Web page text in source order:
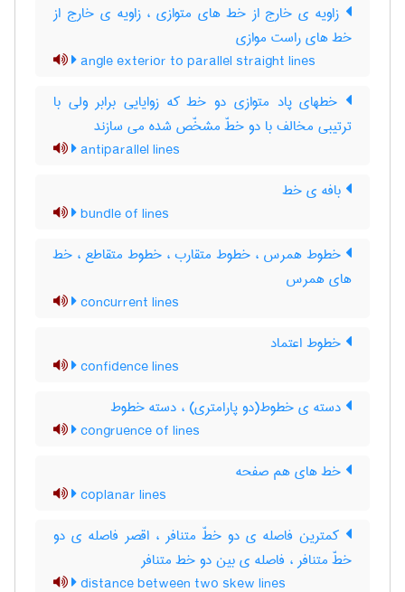
زاویه ی خارج از خط های متوازی ، زاویه ی خارج از
خط های راست موازی
angle exterior to parallel straight lines
خطهای پاد متوازی دو خط که زوایایی برابر ولی با
ترتیبی مخالف با دو خطّ مشخّص شده می سازند
antiparallel lines
بافه ی خط
bundle of lines
خطوط همرس ، خطوط متقارب ، خطوط متقاطع ، خط
های همرس
concurrent lines
خطوط اعتماد
confidence lines
دسته ی خطوط(دو پارامتری) ، دسته خطوط
congruence of lines
خط های هم صفحه
coplanar lines
کمترین فاصله ی دو خطّ متنافر ، اقصر فاصله ی دو
خطّ متنافر ، فاصله ی بین دو خط متنافر
distance between two skew lines